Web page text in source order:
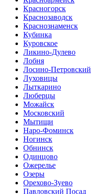
Красногорск
Краснозаводск
Краснознаменск
Кубинка
Куровское
Ликино-Дулево
Лобня
Лосино-Петровский
Луховицы
Лыткарино
Люберцы
Можайск
Московский
Мытищи
Наро-Фоминск
Ногинск
Обнинск
Одинцово
Ожерелье
Озеры
Орехово-Зуево
Павловский Посад